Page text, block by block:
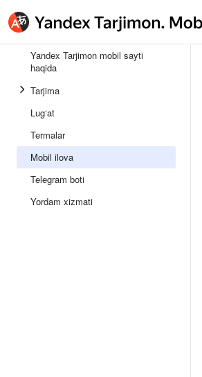
Yandex Tarjimon mobil sayti
haqida
Tarjima
Lug‘at
Termalar
Mobil ilova
Telegram boti
Yordam xizmati